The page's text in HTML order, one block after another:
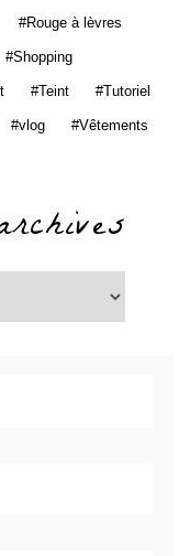
Rouge à lèvres
Shopping
Teint Tutoriel
vlog Vêtements